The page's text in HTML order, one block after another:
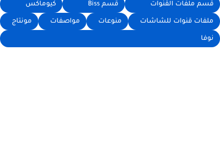
قسم ملفات القنوات قسم Biss كيوماكس
ملفات قنوات للشاشات منوعات مواصفات مونتاج
نوفا